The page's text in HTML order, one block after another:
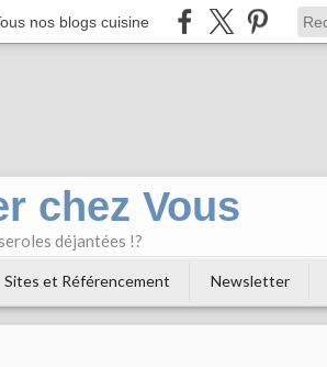
nos blogs cuisine
chez Vous
déjantées !?
Sites et Référencement Newsletter